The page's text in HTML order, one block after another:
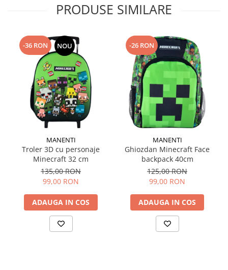
PRODUSE SIMILARE
-36 RON NOU
MANENTI
Troler 3D cu personaje
Minecraft 32 cm
135,00 RON
99,00 RON
ADAUGA IN COS
-26 RON
MANENTI
Ghiozdan Minecraft Face
backpack 40cm
125,00 RON
99,00 RON
ADAUGA IN COS